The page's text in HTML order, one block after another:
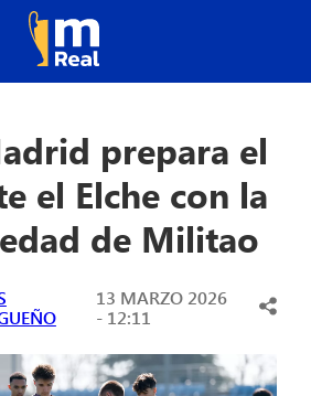
prepara el
el Elche con la
de Militao
13 MARZO 2026
- 12:11